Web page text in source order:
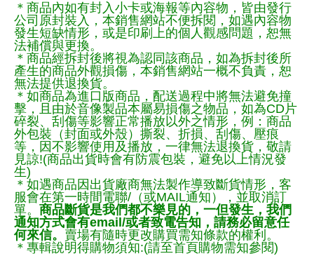
＊商品內如有封入小卡或海報等內容物，皆由發行
公司原封裝入，本銷售網站不便拆閱，如遇內容物
發生短缺情形，或是印刷上的個人觀感問題，恕無
法補償與更換。
＊商品經拆封後將視為認同該商品，如為拆封後所
產生的商品外觀損傷，本銷售網站一概不負責，恕
無法提供退換貨。
＊如商品為進口版商品，配送過程中將無法避免撞
擊，且由於音像製品本屬易損傷之物品，如為CD片
碎裂、刮傷等影響正常播放以外之情形，例：商品
外包裝（封面或外殼）撕裂、折損、刮傷、壓痕
等，因不影響使用及播放，一律無法退換貨，敬請
見諒!(商品出貨時會有防震包裝，避免以上情況發
生)
＊如遇商品因出貨廠商無法製作導致斷貨情形，客
服會在第一時間電聯/（或MAIL通知），並取消訂
單。 商品斷貨是我們都不樂見的，一但發生，我們
通知方式會有email/或者致電告知，請務必留意任
何來信。 賣場有隨時更改購買需知條款的權利。
＊專輯說明得購物須知:(請至首頁購物需知參閱)